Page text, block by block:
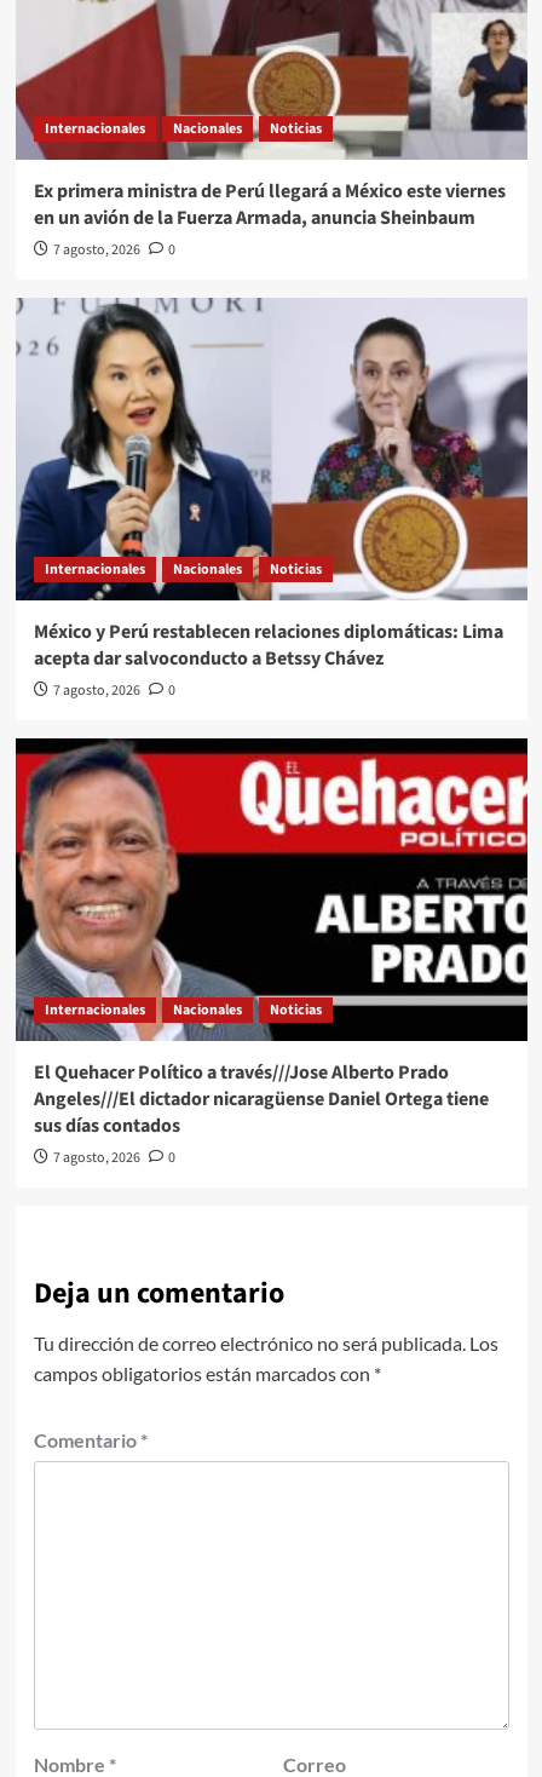
Internacionales Nacionales Noticias
Ex primera ministra de Perú llegará a México este viernes
en un avión de la Fuerza Armada, anuncia Sheinbaum
7 agosto, 2026 0
Internacionales Nacionales Noticias
México y Perú restablecen relaciones diplomáticas: Lima
acepta dar salvoconducto a Betssy Chávez
7 agosto, 2026 0
Internacionales Nacionales Noticias
El Quehacer Político a través///Jose Alberto Prado
Angeles///El dictador nicaragüense Daniel Ortega tiene
sus días contados
7 agosto, 2026 0
Deja un comentario
Tu dirección de correo electrónico no será publicada. Los
campos obligatorios están marcados con *
Comentario *
Nombre *
Correo